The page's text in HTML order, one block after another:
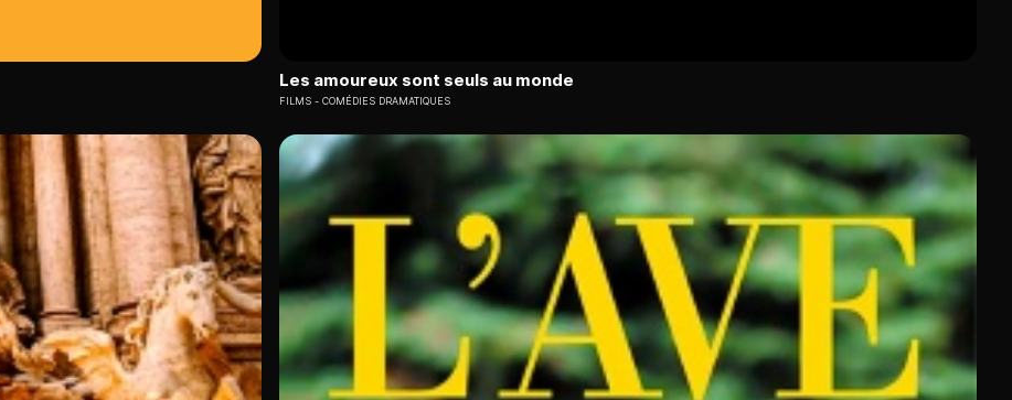
Les amoureux sont seuls au monde
FILMS COMÉDIES DRAMATIQUES